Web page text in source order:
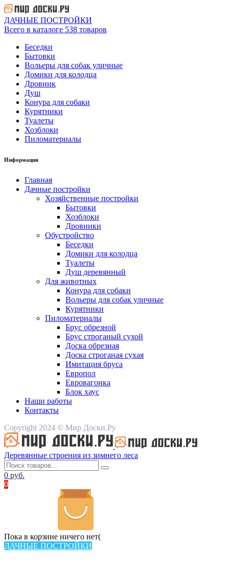
ДАЧНЫЕ ПОСТРОЙКИ
Всего в каталоге 538 товаров
Беседки
Бытовки
Вольеры для собак уличные
Домики для колодца
Дровник
Душ
Конура для собаки
Курятники
Туалеты
Хозблоки
Пиломатериалы
Информация
Главная
Дачные постройки
Хозяйственные постройки
Бытовки
Хозблоки
Дровники
Обустройство
Беседки
Домики для колодца
Туалеты
Душ деревянный
Для животных
Конура для собаки
Вольеры для собак уличные
Курятники
Пиломатериалы
Брус обрезной
Брус строганый сухой
Доска обрезная
Доска строганая сухая
Имитация бруса
Европол
Евровагонка
Блок хаус
Наши работы
Контакты
Copyright 2024 © Мир Доски.Ру
Деревянные строения из зимнего леса
0 руб.
0
Пока в корзине ничего нет(
ДАЧНЫЕ ПОСТРОЙКИ